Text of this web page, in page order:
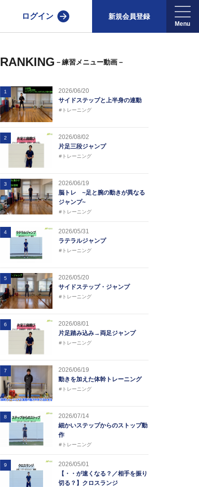
ログイン 新規会員登録
RANKING －練習メニュー動画－
1
2026/06/20
サイドステップと上半身の連動
#トレーニング
2
2026/08/02
片足三段ジャンプ
#トレーニング
3
2026/06/19
脳トレ ~足と腕の動きが異なる
ジャンプ~
#トレーニング
4
2026/05/31
ラテラルジャンプ
#トレーニング
5
2026/05/20
サイドステップ・ジャンプ
#トレーニング
6
2026/08/01
片足踏み込み→両足ジャンプ
#トレーニング
7
2026/06/19
動きを加えた体幹トレーニング
#トレーニング
8
2026/07/14
細かいステップからのストップ動
作
#トレーニング
9
2026/05/01
【・・が速くなる？／相手を振り
切る？】クロスランジ